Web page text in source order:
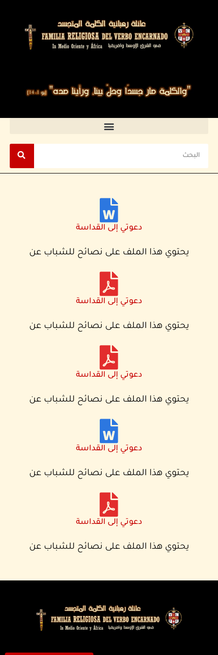
دعوتي إلى القداسة
يحتوي هذا الملف على نصائح للشباب عن
دعوتي إلى القداسة
يحتوي هذا الملف على نصائح للشباب عن
دعوتي إلى القداسة
يحتوي هذا الملف على نصائح للشباب عن
دعوتي إلى القداسة
يحتوي هذا الملف على نصائح للشباب عن
دعوتي إلى القداسة
يحتوي هذا الملف على نصائح للشباب عن